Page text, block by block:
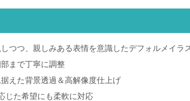
つつ、親しみある表情を意識したデフォルメイラ
まで丁寧に調整
えた背景透過＆高解像度仕上げ
じた希望にも柔軟に対応